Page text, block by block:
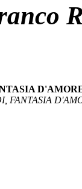
FANTASIA